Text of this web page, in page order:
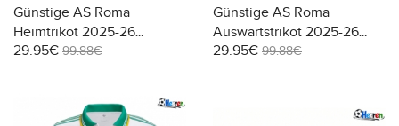
Günstige AS Roma
Heimtrikot 2025-26
Kurzarm
29.95€ 99.88€
Günstige AS Roma
Auswärtstrikot 2025-26
Kurzarm
29.95€ 99.88€